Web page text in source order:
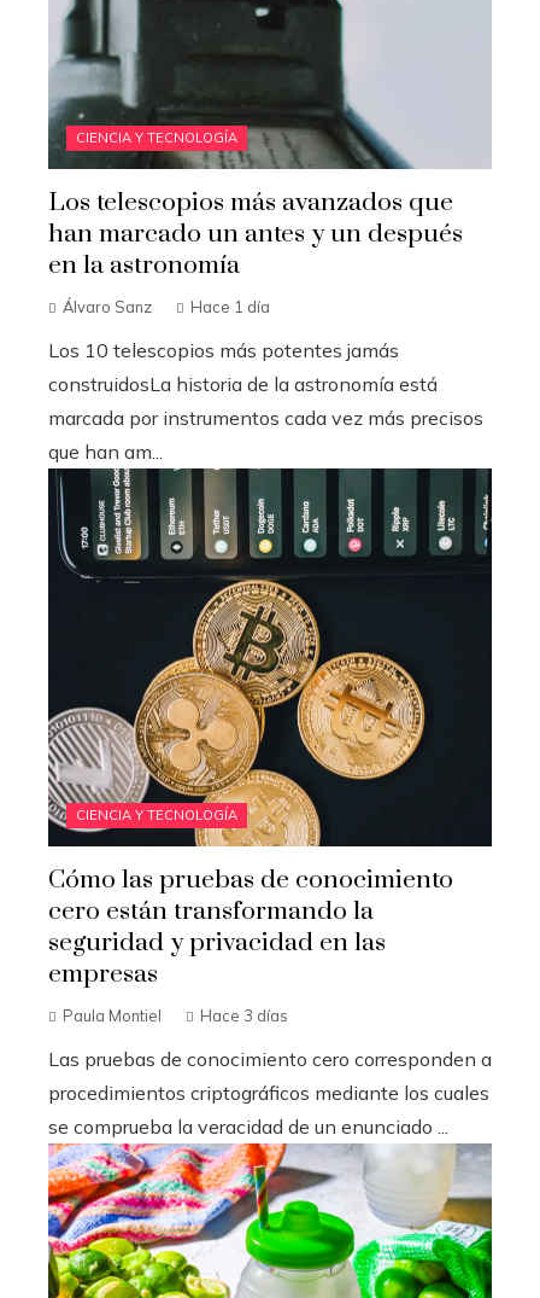
CIENCIA Y TECNOLOGÍA
Los telescopios más avanzados que
han marcado un antes y un después
en la astronomía
Álvaro Sanz Hace 1 día
Los 10 telescopios más potentes jamás
construidosLa historia de la astronomía está
marcada por instrumentos cada vez más precisos
que han am...
CIENCIA Y TECNOLOGÍA
Cómo las pruebas de conocimiento
cero están transformando la
seguridad y privacidad en las
empresas
Paula Montiel Hace 3 días
Las pruebas de conocimiento cero corresponden a
procedimientos criptográficos mediante los cuales
se comprueba la veracidad de un enunciado ...